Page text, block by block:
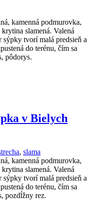
kamenná podmurovka,
slamená. Valená
sýpky tvorí malá predsieň a
do terénu, čím sa
pôdorys.
v Bielych
, slama
kamenná podmurovka,
slamená. Valená
sýpky tvorí malá predsieň a
do terénu, čím sa
pozdĺžny rez.